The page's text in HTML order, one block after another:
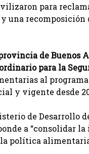
para
una recomposición
de Buenos
para la
al programa
y vigente desde
de Desarrollo
a “consolidar
política